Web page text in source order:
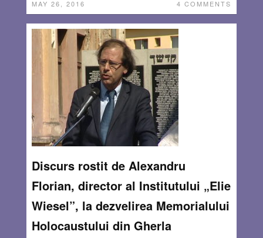
MAY 26, 2016 4 COMMENTS
Discurs rostit de Alexandru
Florian, director al Institutului „Elie
Wiesel”, la dezvelirea Memorialului
Holocaustului din Gherla